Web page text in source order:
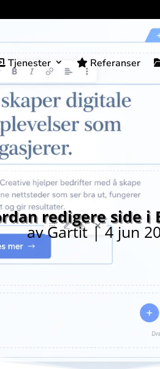
Tjenester Referanser
redigere side i
avGartit | 4 jun